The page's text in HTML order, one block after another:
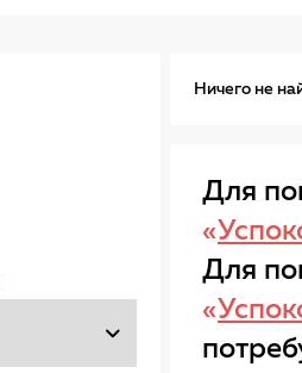
Ничего не
Для
«
Для
«